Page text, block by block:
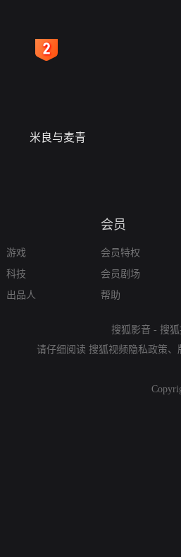
米良与麦青
游戏
科技
出品人
会员
会员特权
会员剧场
帮助
搜狐影音 - 搜
请仔细阅读 搜狐视频隐私政策、